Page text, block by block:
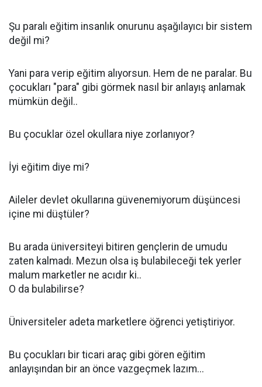
Şu paralı eğitim insanlık onurunu aşağılayıcı bir sistem
değil mi?
Yani para verip eğitim alıyorsun. Hem de ne paralar. Bu
çocukları "para" gibi görmek nasıl bir anlayış anlamak
mümkün değil..
Bu çocuklar özel okullara niye zorlanıyor?
İyi eğitim diye mi?
Aileler devlet okullarına güvenemiyorum düşüncesi
içine mi düştüler?
Bu arada üniversiteyi bitiren gençlerin de umudu
zaten kalmadı. Mezun olsa iş bulabileceği tek yerler
malum marketler ne acıdır ki..
O da bulabilirse?
Üniversiteler adeta marketlere öğrenci yetiştiriyor.
Bu çocukları bir ticari araç gibi gören eğitim
anlayışından bir an önce vazgeçmek lazım...